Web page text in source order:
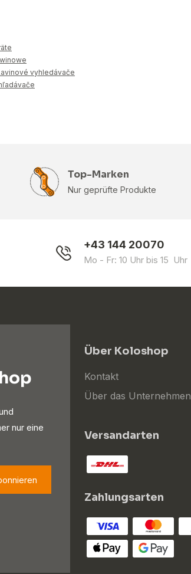
vyhledávače
Top-Marken
Nur geprüfte Produkte
+43 144 20070
Mo - Fr: 10 Uhr bis 15 Uhr
nur eine
Über Koloshop
Kontakt
Über das Unternehmen
Versandarten
Zahlungsarten